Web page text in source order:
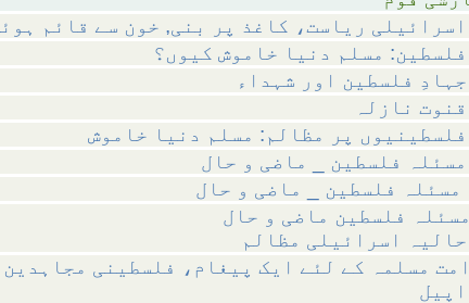
اسرائیلی ریاست، کاغذ پر بنی, خون سے قائم
فلسطین: مسلم دنیا خاموش کیوں؟
جہادِ فلسطین اور شہداء
قنوت نازلہ
فلسطینیوں پر مظالم: مسلم دنیا خاموش
مسئلہ فلسطین _ ماضی و حال
مسئلہ فلسطین ماضی و حال
حالیہ اسرائیلی مظالم
امت مسلمہ کے لئے ایک پیغام، فلسطینی
اپیل